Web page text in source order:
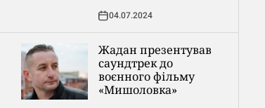
04.07.2024
Жадан презентував
саундтрек до
воєнного фільму
«Мишоловка»